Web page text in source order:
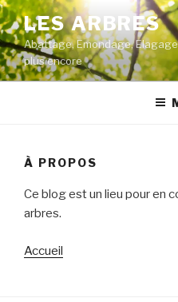
Skip
to
content
LES ARBRES
Abattage, Emondage,
plus encore
À PROPOS
Ce blog est un lieu pour en
arbres.
Accueil